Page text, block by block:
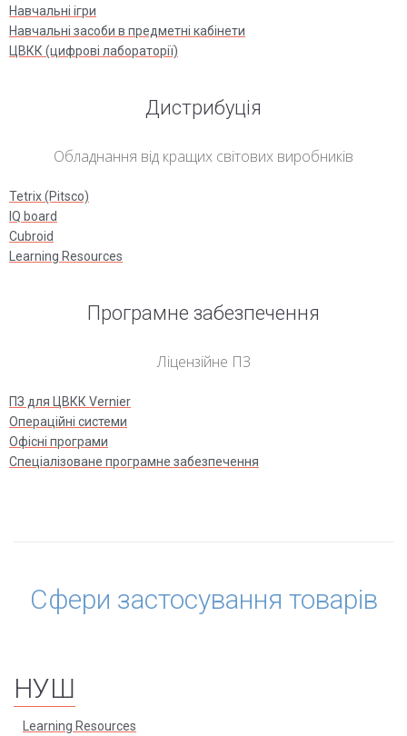
Навчальні ігри
Навчальні засоби в предметні кабінети
ЦВКК (цифрові лабораторії)
Дистрибуція
Обладнання від кращих світових виробників
Tetrix (Pitsco)
IQ board
Cubroid
Learning Resources
Програмне забезпечення
Ліцензійне ПЗ
ПЗ для ЦВКК Vernier
Операційні системи
Офісні програми
Спеціалізоване програмне забезпечення
Сфери застосування товарів
НУШ
Learning Resources